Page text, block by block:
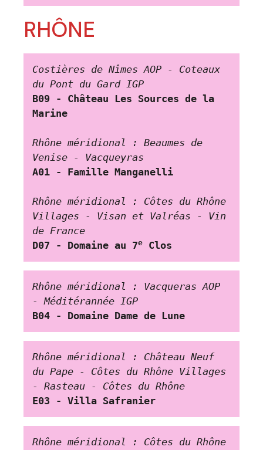
RHÔNE
Costières de Nîmes AOP - Coteaux
du Pont du Gard IGP
B09 - Château Les Sources de la
Marine
Rhône méridional : Beaumes de
Venise - Vacqueyras
A01 - Famille Manganelli
Rhône méridional : Côtes du Rhône
Villages - Visan et Valréas - Vin
de France
D07 - Domaine au 7e Clos
Rhône méridional : Vacqueras AOP
- Méditérannée IGP
B04 - Domaine Dame de Lune
Rhône méridional : Château Neuf
du Pape - Côtes du Rhône Villages
- Rasteau - Côtes du Rhône
E03 - Villa Safranier
Rhône méridional : Côtes du Rhône